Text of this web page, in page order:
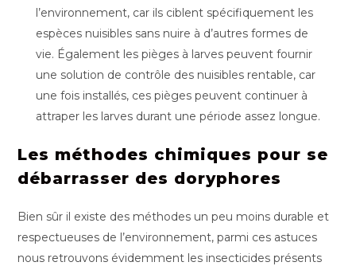
l’environnement, car ils ciblent spécifiquement les
espèces nuisibles sans nuire à d’autres formes de
vie. Également les pièges à larves peuvent fournir
une solution de contrôle des nuisibles rentable, car
une fois installés, ces pièges peuvent continuer à
attraper les larves durant une période assez longue.
Les méthodes chimiques pour se
débarrasser des doryphores
Bien sûr il existe des méthodes un peu moins durable et
respectueuses de l’environnement, parmi ces astuces
nous retrouvons évidemment les insecticides présents